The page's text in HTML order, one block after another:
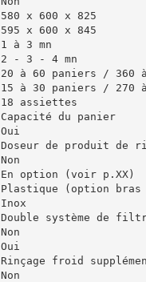
580 x 600 x 825
595 x 600 x 845
1 à 3 mn
2 - 3 - 4 mn
20 à 60 paniers / 360
15 à 30 paniers / 270
18 assiettes
Capacité du panier
Oui
Doseur de produit de
Non
En option (voir p.XX)
Plastique (option
Inox
Double système de
Non
Oui
Rinçage froid
Non